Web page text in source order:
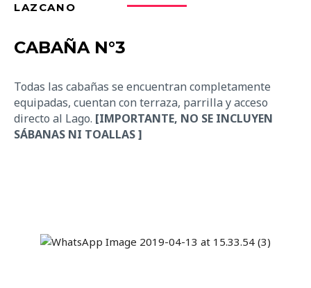
LAZCANO
CABAÑA N°3
Todas las cabañas se encuentran completamente
equipadas, cuentan con terraza, parrilla yacceso
directo al Lago. [IMPORTANTE, NO SE INCLUYEN
SÁBANAS NI TOALLAS ]